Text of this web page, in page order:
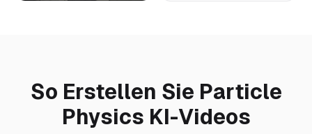
So Erstellen Sie Particle
Physics KI-Videos